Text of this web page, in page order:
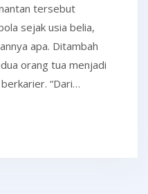
tersebut
sejak usia belia,
apa. Ditambah
orang tua menjadi
“Dari…